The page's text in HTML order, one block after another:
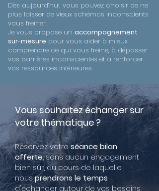
Dès aujourd’hui, vous pouvez choisir de ne
plus laisser de vieux schémas inconscients
vous freiner.
Je vous propose un accompagnement
sur-mesure pour vous aider à mieux
comprendre ce qui vous freine, à dépasser
vos barrières inconscientes et à renforcer
vos ressources intérieures.
Vous souhaitez échanger sur
votre thématique ?
Réservez votreséance bilan
offerte, sans aucun engagement
bien sûr, au cours de laquelle
nousprendrons le temps
d'échanger autour de vos besoins,